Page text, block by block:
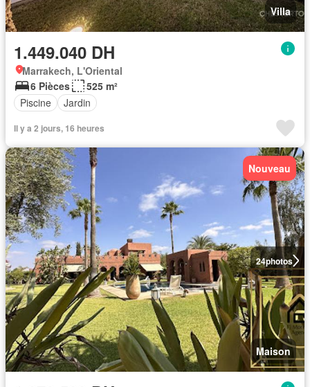
Villa
1.449.040 DH
Marrakech, L'Oriental
6 Pièces
525 m²
Piscine
Jardin
Il y a 2 jours, 16 heures
24photos
Nouveau
Maison